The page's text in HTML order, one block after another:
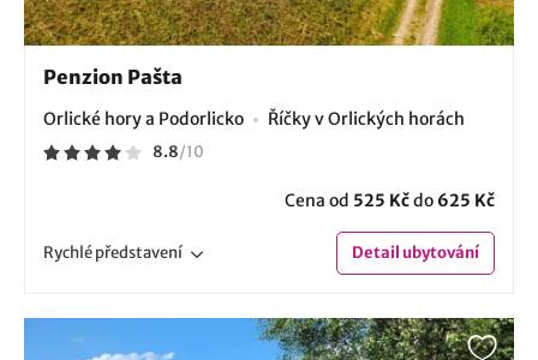
Penzion Pašta
Orlické hory a Podorlicko Říčky v Orlických horách
8.8/10
Cena od 525 Kčdo 625 Kč
Rychlépředstavení Detailubytování